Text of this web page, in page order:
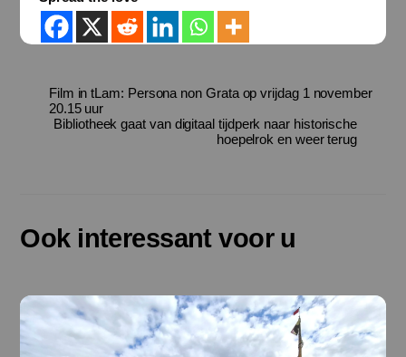
Film in tLam: Persona non Grata op vrijdag 1 november
20.15 uur
Bibliotheek gaat van digitaal tijdperk naar historische
hoepelrok en weer terug
Ook interessant voor u